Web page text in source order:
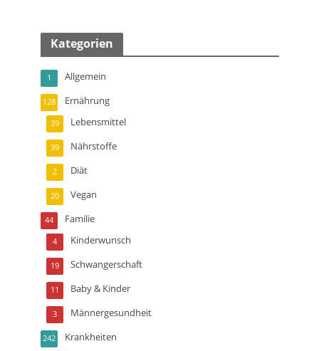
Kategorien
Allgemein
1
Ernährung
128
Lebensmittel
39
Nährstoffe
39
Diät
2
Vegan
20
Familie
44
Kinderwunsch
4
Schwangerschaft
19
Baby & Kinder
11
Männergesundheit
3
Krankheiten
242